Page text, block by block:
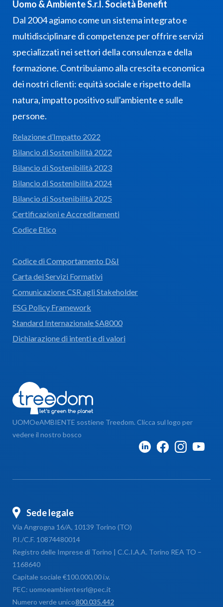
Uomo & Ambiente S.r.l. Società Benefit
Dal 2004 agiamo come un sistema integrato e
multidisciplinare di competenze per offrire servizi
specializzati nei settori della consulenza e della
formazione. Contribuiamo alla crescita economica
dei nostri clienti: equità sociale e rispetto della
natura, impatto positivo sull'ambiente e sulle
persone.
Relazione d’Impatto 2022
Bilancio di Sostenibilità 2022
Bilancio di Sostenibilità 2023
Bilancio di Sostenibilità 2024
Bilancio di Sostenibilità 2025
Certificazioni e Accreditamenti
Codice Etico
Codice di Comportamento D&I
Carta dei Servizi Formativi
Comunicazione CSR agli Stakeholder
ESG Policy Framework
Standard Internazionale SA8000
Dichiarazione di intenti e di valori
UOMOeAMBIENTE sostiene Treedom. Clicca sul logo per
vedere il nostro bosco
Sede legale
Via Angrogna 16/A, 10139 Torino (TO)
P.I./C.F. 10874480014
Registro delle Imprese di Torino | C.C.I.A.A. Torino REA TO –
1168640
Capitale sociale €100.000,00 i.v.
PEC: uomoeambientesrl@pec.it
Numero verde unico800.035.442